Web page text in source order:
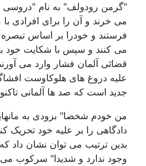
"گرمن رودولف" به نام "دروسی در
می خرند و آن را برای افرادی با
می کنند و سپس با شکایت خود بر
قضائی آلمان فشار وارد می آورند تا
علیه دروغ های هلوکاوست افشاگری
جدید است که صد ها آلمانی تاکنون
من خودم شخصا" بزودی به مانهایم
دادگاهی را بر علیه خود تحریک
بدین ترتیب می توان نشان داد که
وجود ندارد و شدیدا" سرکوب می